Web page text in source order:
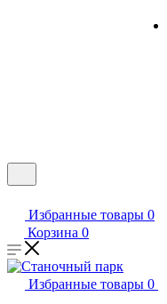
Избранные товары 0
Корзина 0
Избранные товары 0